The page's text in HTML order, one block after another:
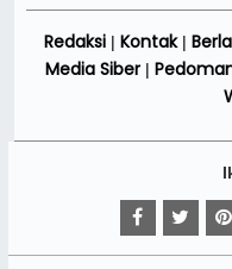
Redaksi| Kontak|
Media Siber|